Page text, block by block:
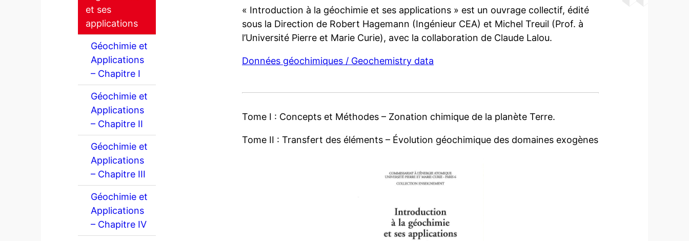
et ses
applications
Géochimie et
Applications
– Chapitre I
Géochimie et
Applications
– Chapitre II
Géochimie et
Applications
– Chapitre III
Géochimie et
Applications
– Chapitre IV
« Introduction à la géochimie et ses applications » est un ouvrage collectif, édité
sous la Direction de Robert Hagemann (Ingénieur CEA) et Michel Treuil (Prof. à
l’Université Pierre et Marie Curie), avec la collaboration de Claude Lalou.
Données géochimiques / Geochemistry data
Tome I : Concepts et Méthodes – Zonation chimique de la planète Terre.
Tome II : Transfert des éléments – Évolution géochimique des domaines exogènes